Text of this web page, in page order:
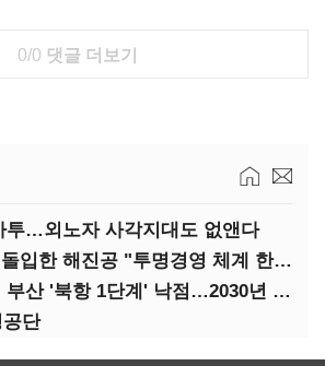
0/0 댓글 더보기
투…외노자 사각지대도 없앤다
상임감사 공모 돌입한 해진공 "투명경영 체계 한층 강화"
해수부 신청사, 부산 '북항 1단계' 낙점…2030년 완공 목표
단